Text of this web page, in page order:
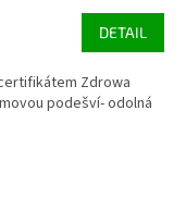
DETAIL
Zdrowa
podešví- odolná